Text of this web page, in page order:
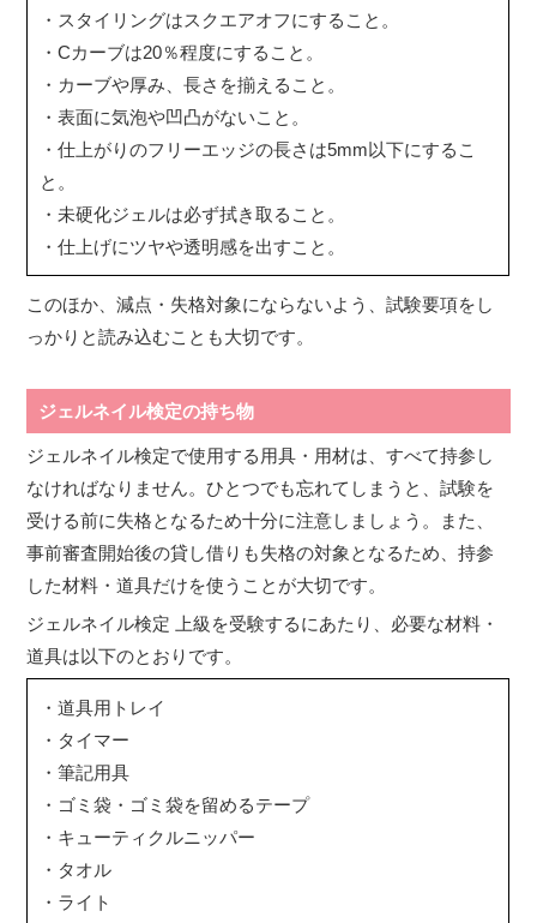
・スタイリングはスクエアオフにすること。
・Cカーブは20％程度にすること。
・カーブや厚み、長さを揃えること。
・表面に気泡や凹凸がないこと。
・仕上がりのフリーエッジの長さは5mm以下にするこ
と。
・未硬化ジェルは必ず拭き取ること。
・仕上げにツヤや透明感を出すこと。
このほか、減点・失格対象にならないよう、試験要項をし
っかりと読み込むことも大切です。
ジェルネイル検定の持ち物
ジェルネイル検定で使用する用具・用材は、すべて持参し
なければなりません。ひとつでも忘れてしまうと、試験を
受ける前に失格となるため十分に注意しましょう。また、
事前審査開始後の貸し借りも失格の対象となるため、持参
した材料・道具だけを使うことが大切です。
ジェルネイル検定 上級を受験するにあたり、必要な材料・
道具は以下のとおりです。
・道具用トレイ
・タイマー
・筆記用具
・ゴミ袋・ゴミ袋を留めるテープ
・キューティクルニッパー
・タオル
・ライト